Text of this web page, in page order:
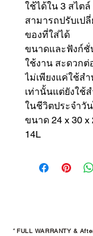
ใช้ได้ใน 3 สไตล์
สามารถปรับเป
ของที่ใส่ได้
ขนาดและฟังก์ชั่
ใช้งาน สะดวกต่
ไม่เพียงแค่ใช้ส
เท่านั้นแต่ยังใช้
ในชีวิตประจำวั
ขนาด 24 x 30 x
14L
*FULL WARRANTY &